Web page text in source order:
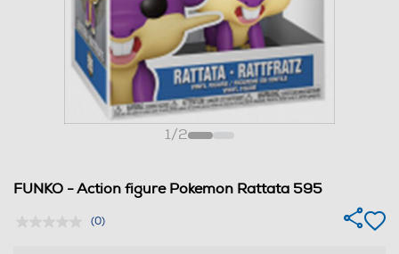
1/2
FUNKO - Action figure Pokemon Rattata 595
(0)